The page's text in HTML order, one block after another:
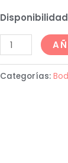
Categorías: